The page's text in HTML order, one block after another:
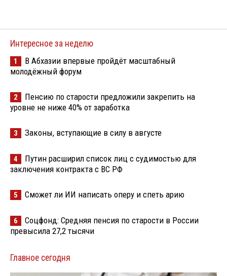
Интересное за неделю
1
В Абхазии впервые пройдёт масштабный
молодёжный форум
2
Пенсию по старости предложили закрепить на
уровне не ниже 40% от заработка
3 Законы, вступающие в силу в августе
4
Путин расширил список лиц с судимостью для
заключения контракта с ВС РФ
5 Сможет ли ИИ написать оперу и спеть арию
6
Соцфонд: Средняя пенсия по старости в России
превысила 27,2 тысячи
Главное сегодня